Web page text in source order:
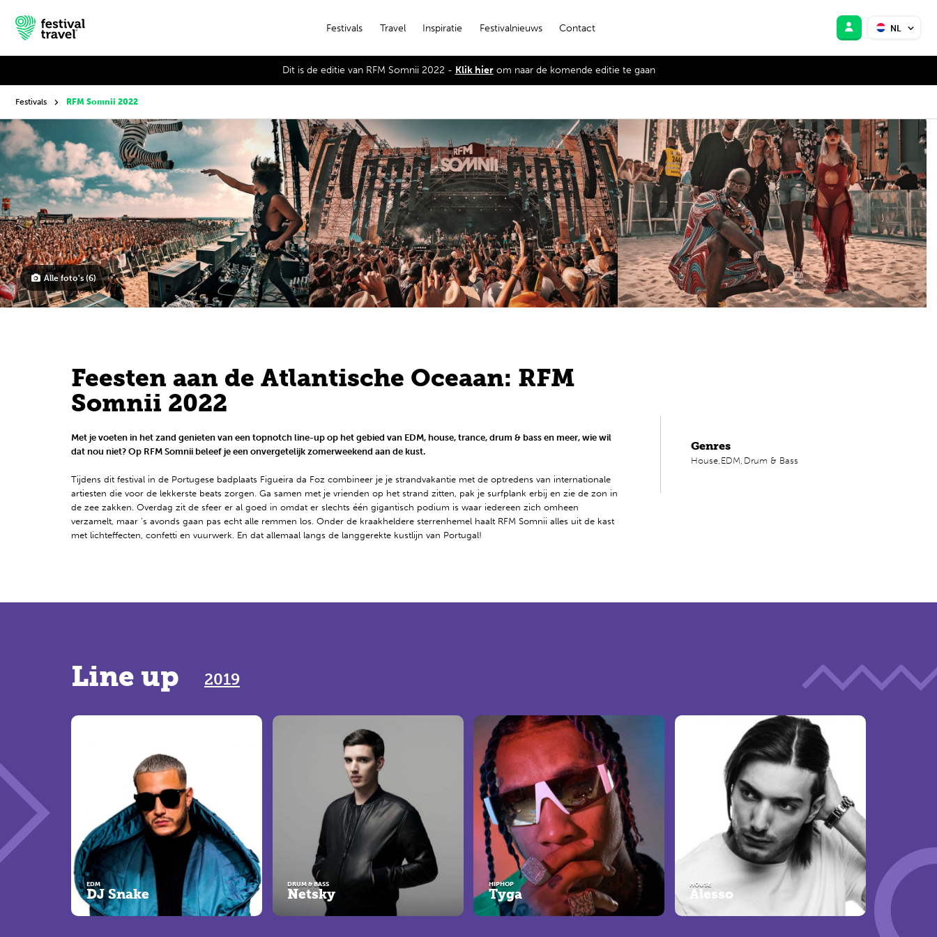
Festivals Travel Inspiratie Festivalnieuws Contact NL
Festivals
Travel
Inspiratie
Festivalnieuws
Contact
Mijn account
Dit is de editie van RFM Somnii 2022 - Klik hierom naar de komende editie te gaan
Festivals RFM Somnii 2022
Alle foto's (6)
Feesten aan de Atlantische Oceaan: RFM
Somnii 2022
Met je voeten in het zand genieten van een topnotch line-up op het gebied van EDM, house, trance, drum & bass en meer, wie wil
dat nou niet? Op RFM Somnii beleef je een onvergetelijk zomerweekend aan de kust.
Tijdens dit festival in de Portugese badplaats Figueira da Foz combineer je je strandvakantie met de optredens van internationale
artiesten die voor de lekkerste beats zorgen. Ga samen met je vrienden op het strand zitten, pak je surfplank erbij en zie de zon in
de zee zakken. Overdag zit de sfeer er al goed in omdat er slechts één gigantisch podium is waar iedereen zich omheen
verzamelt, maar ’s avonds gaan pas echt alle remmen los. Onder de kraakheldere sterrenhemel haalt RFM Somnii alles uit de kast
met lichteffecten, confetti en vuurwerk. En dat allemaal langs de langgerekte kustlijn van Portugal!
Genres
House, EDM, Drum & Bass
Line up 2019
EDM
DJ Snake
DRUM & BASS
Netsky
HIPHOP
Tyga
HOUSE
Alesso